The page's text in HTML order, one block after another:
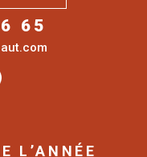
L’ANNÉE
65